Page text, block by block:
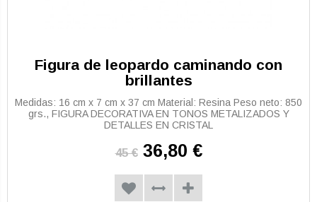
Figura de leopardo caminando con
brillantes
Medidas: 16 cm x 7 cm x 37 cm Material: Resina Peso neto: 850
grs., FIGURA DECORATIVA EN TONOS METALIZADOS Y
DETALLES EN CRISTAL
45 € 36,80 €